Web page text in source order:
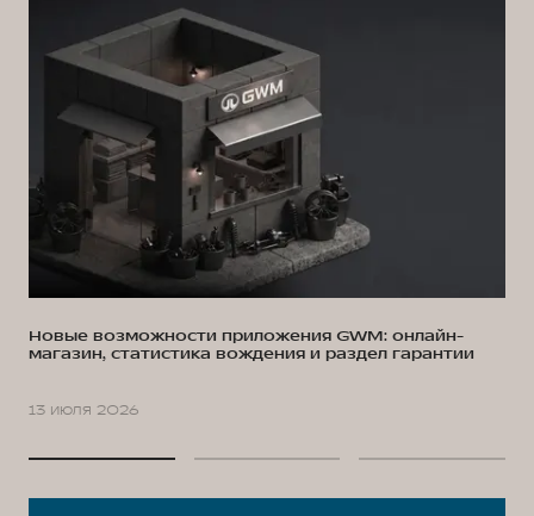
Новые возможности приложения GWM: онлайн-
магазин, статистика вождения и раздел гарантии
13 июля 2026